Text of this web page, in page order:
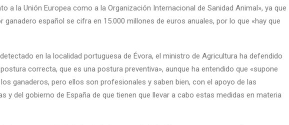
a la Unión Europea como a la Organización Internacional de Sanidad Animal», ya que
ganadero español se cifra en 15.000 millones de euros anuales, por lo que «hay que
en la localidad portuguesa de Évora, el ministro de Agricultura ha defendido
correcta, que es una postura preventiva», aunque ha entendido que «supone
ganaderos, pero ellos son profesionales y saben bien, con el apoyo de las
y del gobierno de España de que tienen que llevar a cabo estas medidas en materia